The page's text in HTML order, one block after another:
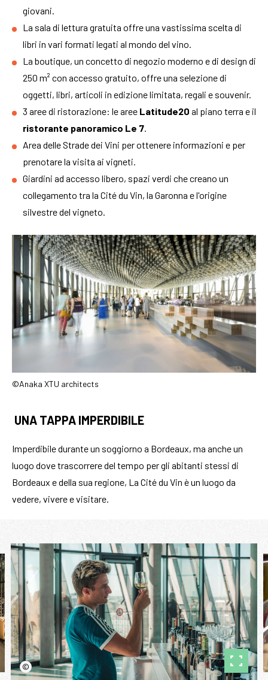
giovani.
La sala di lettura gratuita offre una vastissima scelta di
libri in vari formati legati al mondo del vino.
La boutique, un concetto di negozio moderno e di design di
250 m² con accesso gratuito, offre una selezione di
oggetti, libri, articoli in edizione limitata, regali e souvenir.
3 aree di ristorazione: le aree Latitude20 al piano terra e il
ristorante panoramico Le 7.
Area delle Strade dei Vini per ottenere informazioni e per
prenotare la visita ai vigneti.
Giardini ad accesso libero, spazi verdi che creano un
collegamento tra la Cité du Vin, la Garonna e l'origine
silvestre del vigneto.
©Anaka XTU architects
UNA TAPPA IMPERDIBILE
Imperdibile durante un soggiorno a Bordeaux, ma anche un
luogo dove trascorrere del tempo per gli abitanti stessi di
Bordeaux e della sua regione, La Cité du Vin è un luogo da
vedere, vivere e visitare.
©